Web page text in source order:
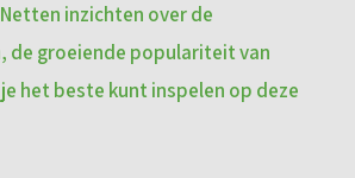
inzichten over de
de groeiende populariteit van
het beste kunt inspelen op deze